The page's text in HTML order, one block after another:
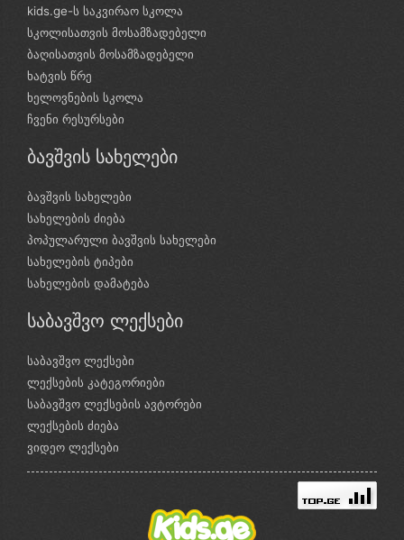
kids.ge-ს საკვირაო სკოლა
სკოლისათვის მოსამზადებელი
ბაღისათვის მოსამზადებელი
ხატვის წრე
ხელოვნების სკოლა
ჩვენი რესურსები
ბავშვის სახელები
ბავშვის სახელები
სახელების ძიება
პოპულარული ბავშვის სახელები
სახელების ტიპები
სახელების დამატება
საბავშვო ლექსები
საბავშვო ლექსები
ლექსების კატეგორიები
საბავშვო ლექსების ავტორები
ლექსების ძიება
ვიდეო ლექსები